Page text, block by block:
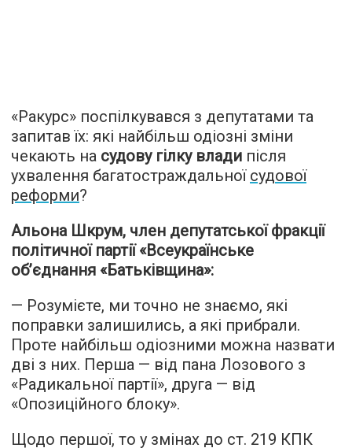
«Ракурс» поспілкувався з депутатами та
запитав їх: які найбільш одіозні зміни
чекають на судову гілку влади після
ухвалення багатостраждальної судової
реформи?
Альона Шкрум, член депутатської фракції
політичної партії «Всеукраїнське
об’єднання «Батьківщина»:
— Розумієте, ми точно не знаємо, які
поправки залишились, а які прибрали.
Проте найбільш одіозними можна назвати
дві з них. Перша — від пана Лозового з
«Радикальної партії», друга — від
«Опозиційного блоку».
Щодо першої, то у змінах до ст. 219 КПК